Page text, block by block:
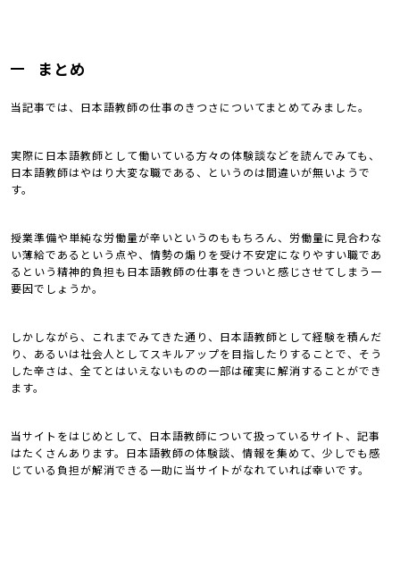
まとめ
当記事では、日本語教師の仕事のきつさについてまとめてみました。
実際に日本語教師として働いている方々の体験談などを読んでみても、
日本語教師はやはり大変な職である、というのは間違いが無いようで
す。
授業準備や単純な労働量が辛いというのももちろん、労働量に見合わな
い薄給であるという点や、情勢の煽りを受け不安定になりやすい職であ
るという精神的負担も日本語教師の仕事をきついと感じさせてしまう一
要因でしょうか。
しかしながら、これまでみてきた通り、日本語教師として経験を積んだ
り、あるいは社会人としてスキルアップを目指したりすることで、そう
した辛さは、全てとはいえないものの一部は確実に解消することができ
ます。
当サイトをはじめとして、日本語教師について扱っているサイト、記事
はたくさんあります。日本語教師の体験談、情報を集めて、少しでも感
じている負担が解消できる一助に当サイトがなれていれば幸いです。